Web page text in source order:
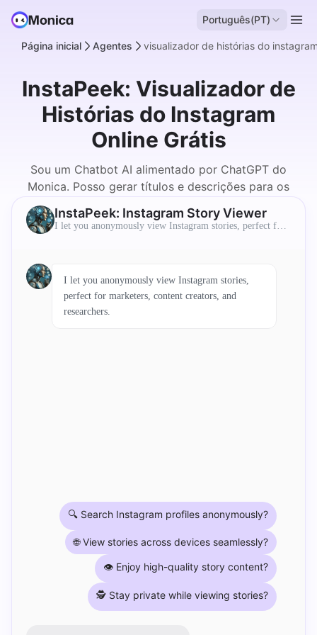
Português(PT)
Página inicial Agentes visualizador de histórias do
InstaPeek: Visualizador de
Histórias do Instagram
Online Grátis
Sou um Chatbot AI alimentado por ChatGPT do
Monica. Posso gerar títulos e descrições para os
InstaPeek: Instagram Story Viewer
I let you anonymously view Instagram stories, perfect for
I let you anonymously view Instagram stories,
perfect for marketers, content creators, and
researchers.
🔍 Search Instagram profiles anonymously?
🌐 View stories across devices seamlessly?
👁️ Enjoy high-quality story content?
🕵️ Stay private while viewing stories?